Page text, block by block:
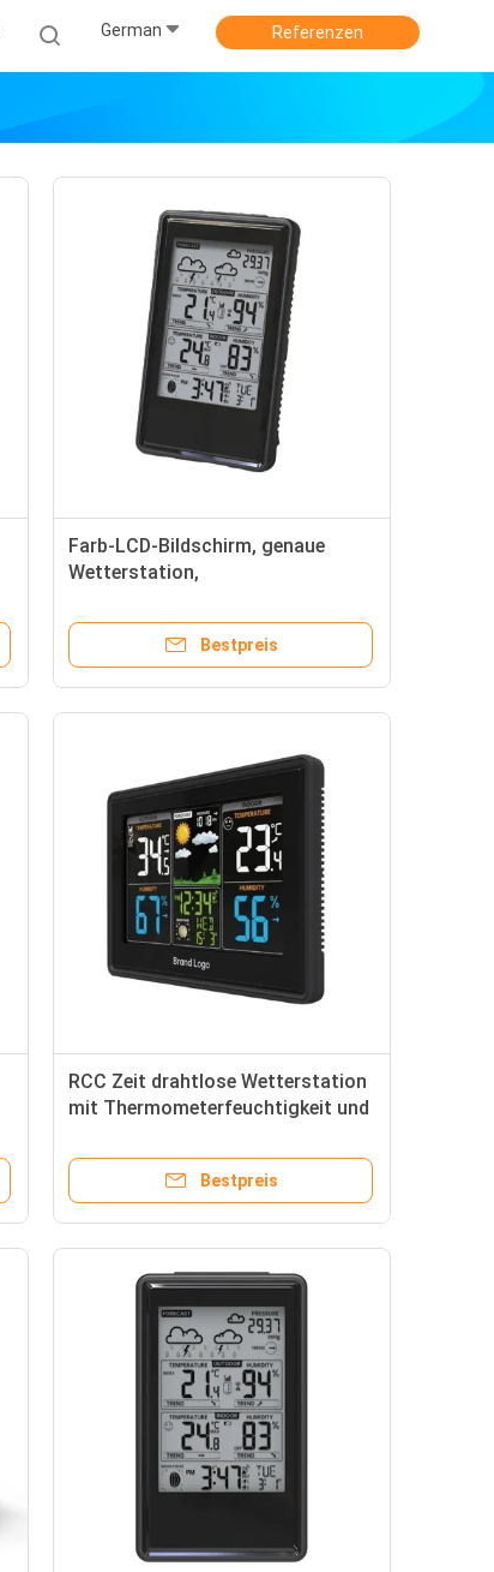
German Referenzen
Farb-LCD-Bildschirm, genaue
Wetterstation,
Hygrometer
Bestpreis
RCC Zeit drahtlose Wetterstation
mit Thermometerfeuchtigkeit und
OEM
Bestpreis